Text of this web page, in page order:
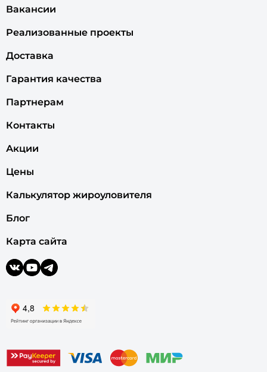
Вакансии
Реализованные проекты
Доставка
Гарантия качества
Партнерам
Контакты
Акции
Цены
Калькулятор жироуловителя
Блог
Карта сайта